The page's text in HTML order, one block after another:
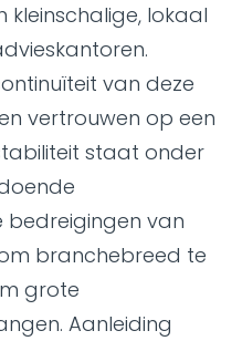
kleinschalige, lokaal
van deze
vertrouwen op een
staat onder
van
branchebreed te
grote
Aanleiding